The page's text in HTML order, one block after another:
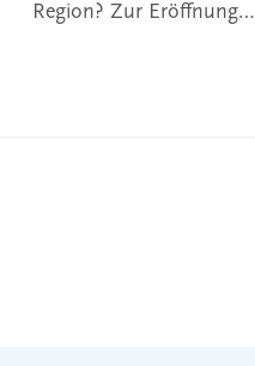
Region? Zur Eröffnung…